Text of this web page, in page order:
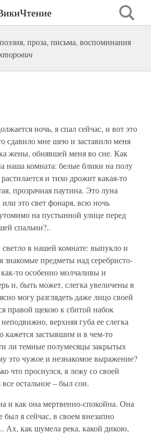
проза, письма, воспоминания
ночь, я спал сейчас, и вот это
сдавило мне шею и заставило меня
жены, обнявшей меня во сне. Как
наша комната: белые блики на полу
и тихо дрожит какая-то
прозрачная паутина. Это луна
или это свет фонаря, всю ночь
на пустынной улице перед
спальни?..
в нашей комнате: выпукло и
знакомые предметы над серебристо-
то особенно молчаливы и
и, быть может, слегка увеличены в
могу разглядеть даже лицо своей
правой щекою к сбитой набок
верхняя губа ее слегка
кажется застывшим и в чем-то
ли темные полумесяцы закрытых
это чужое и незнакомое выражение?
что проснулся, я лежу со своей
остальное – был сон.
и как она мертвенно-спокойна. Она
был я сейчас, в своем внезапно
Ах, как шумела река, какой дикою,